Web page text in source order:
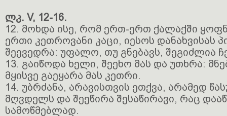
ლკ. V, 12-16.
12. მოხდა ისე, რომ ერთ-ერთ ქალაქში
ერთი კეთროვანი კაცი, იესოს დანახვისას
შეევედრა: უფალო, თუ გნებავს, შეგიძლია
13. გაიწოდა ხელი, შეეხო მას და უთხრა:
მყისვე გაეყარა მას კეთრი.
14. უბრძანა, არავისთვის ეთქვა, არამედ
მღვდელს და შეეწირა შესაწირავი, რაც
სამოწმებლად.